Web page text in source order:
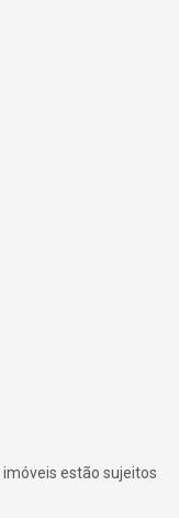
estão sujeitos